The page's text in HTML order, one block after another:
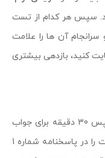
سپس هر کدام از تست
آن ها را علامت
کنید، بازدهی بیشتری
ابتدا باید دو برگ پاسخنامه تهیه کنید. سپس 30 دقیقه برای جواب
دادن به سوالات فرصت دارید. جواب سوالات را در پاسخنامه شماره 1